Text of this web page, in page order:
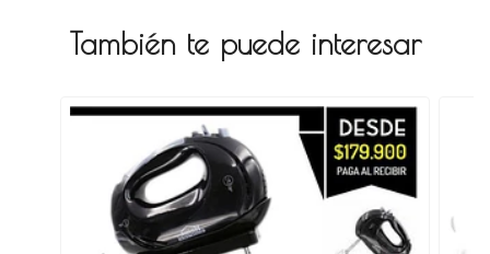
También te puede interesar